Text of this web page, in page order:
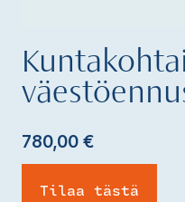
780,00 €
Tilaa tästä